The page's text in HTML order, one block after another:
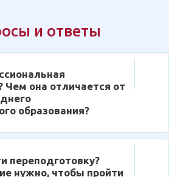
и ответы
Чем она отличается от
образования?
переподготовку?
нужно, чтобы пройти